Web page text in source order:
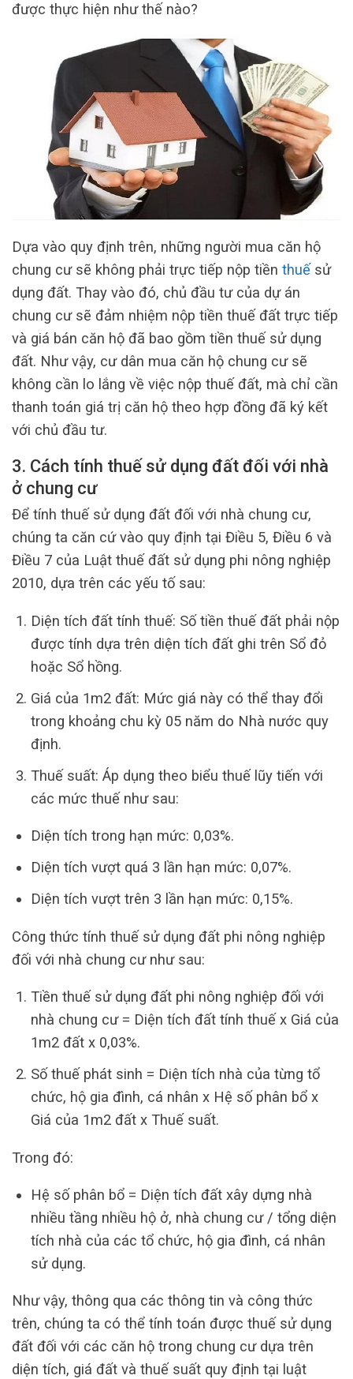
được thực hiện như thế nào?
Dựa vào quy định trên, những người mua căn hộ
chung cư sẽ không phải trực tiếp nộp tiền thuế sử
dụng đất. Thay vào đó, chủ đầu tư của dự án
chung cư sẽ đảm nhiệm nộp tiền thuế đất trực tiếp
và giá bán căn hộ đã bao gồm tiền thuế sử dụng
đất. Như vậy, cư dân mua căn hộ chung cư sẽ
không cần lo lắng về việc nộp thuế đất, mà chỉ cần
thanh toán giá trị căn hộ theo hợp đồng đã ký kết
với chủ đầu tư.
3. Cách tính thuế sử dụng đất đối với nhà
ở chung cư
Để tính thuế sử dụng đất đối với nhà chung cư,
chúng ta căn cứ vào quy định tại Điều 5, Điều 6 và
Điều 7 của Luật thuế đất sử dụng phi nông nghiệp
2010, dựa trên các yếu tố sau:
Diện tích đất tính thuế: Số tiền thuế đất phải nộp
được tính dựa trên diện tích đất ghi trên Sổ đỏ
hoặc Sổ hồng.
Giá của 1m2 đất: Mức giá này có thể thay đổi
trong khoảng chu kỳ 05 năm do Nhà nước quy
định.
Thuế suất: Áp dụng theo biểu thuế lũy tiến với
các mức thuế như sau:
Diện tích trong hạn mức: 0,03%.
Diện tích vượt quá 3 lần hạn mức: 0,07%.
Diện tích vượt trên 3 lần hạn mức: 0,15%.
Công thức tính thuế sử dụng đất phi nông nghiệp
đối với nhà chung cư như sau:
Tiền thuế sử dụng đất phi nông nghiệp đối với
nhà chung cư = Diện tích đất tính thuế x Giá của
1m2 đất x 0,03%.
Số thuế phát sinh = Diện tích nhà của từng tổ
chức, hộ gia đình, cá nhân x Hệ số phân bổ x
Giá của 1m2 đất x Thuế suất.
Trong đó:
Hệ số phân bổ = Diện tích đất xây dựng nhà
nhiều tầng nhiều hộ ở, nhà chung cư / tổng diện
tích nhà của các tổ chức, hộ gia đình, cá nhân
sử dụng.
Như vậy, thông qua các thông tin và công thức
trên, chúng ta có thể tính toán được thuế sử dụng
đất đối với các căn hộ trong chung cư dựa trên
diện tích, giá đất và thuế suất quy định tại luật